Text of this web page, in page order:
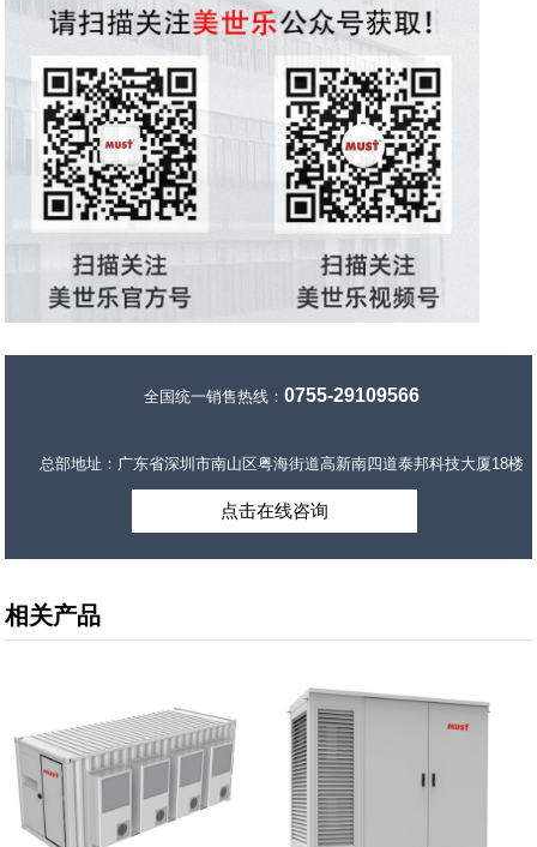
全国统一销售热线： 0755-29109566
总部地址：广东省深圳市南山区粤海街道高新南四道泰邦科技大厦18楼
点击在线咨询
相关产品